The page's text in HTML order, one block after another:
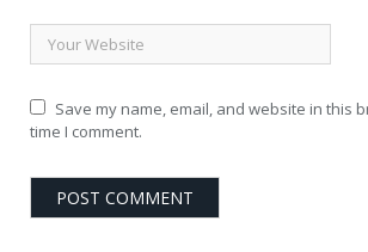
Save my name, email, and website in this
time I comment.